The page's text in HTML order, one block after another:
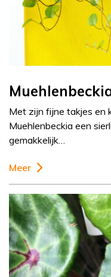
Met zijn fijne takjes en
Muehlenbeckia een
gemakkelijk…
Meer